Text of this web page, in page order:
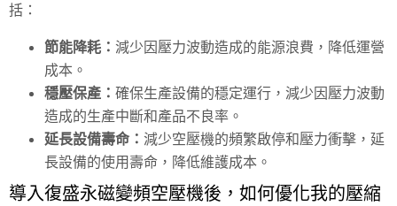
括：
節能降耗： 減少因壓力波動造成的能源浪費，降低運營
成本。
穩壓保產： 確保生產設備的穩定運行，減少因壓力波動
造成的生產中斷和產品不良率。
延長設備壽命： 減少空壓機的頻繁啟停和壓力衝擊，延
長設備的使用壽命，降低維護成本。
導入復盛永磁變頻空壓機後，如何優化我的壓縮